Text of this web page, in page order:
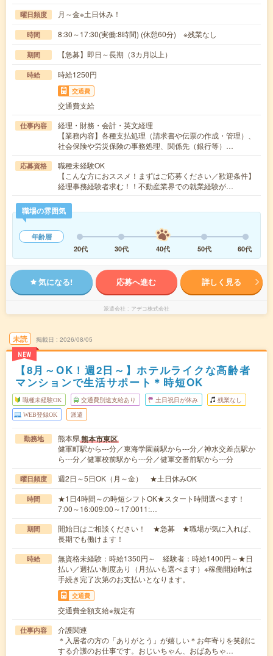
曜日頻度 月～金※土日休み！
時間 8:30～17:30(実働:8時間) (休憩60分) ※残業なし
期間 【急募】即日～長期（3カ月以上）
時給 時給1250円
交通費
交通費支給
仕事内容
経理・財務・会計・英文経理
【業務内容】各種支払処理（請求書や伝票の作成・管理）、
社会保険や労災保険の事務処理、関係先（銀行等）…
応募資格
職種未経験OK
【こんな方におススメ！まずはご応募ください／歓迎条件】
経理事務経験者求む！！不動産業界での就業経験が…
職場の雰囲気
年齢層
20代
30代 40代 50代 60代
気になる! 応募へ進む 詳しく見る
派遣会社 アデコ株式会社
未読
NEW
掲載日 2026/08/05
【8月～OK！週2日～】ホテルライクな高齢者
マンションで生活サポート＊時短OK
職種未経験OK 交通費別途支給あり 土日祝日が休み 残業なし
WEB登録OK 派遣
勤務地 熊本県熊本市東区
健軍町駅から---分／東海学園前駅から---分／神水交差点駅か
ら---分／健軍校前駅から---分／健軍交番前駅から---分
曜日頻度 週2日～5日OK（月～金） ★土日休みOK
時間
★1日4時間～の時短シフトOK★スタート時間選べます！
7:00～16:009:00～17:0011:…
期間
開始日はご相談ください！ ★急募 ★職場が気に入れば、
長期でも働けます！
時給
無資格未経験：時給1350円～ 経験者：時給1400円～★日
払い／週払い制度あり（月払いも選べます）※稼働開始時は
手続き完了次第のお支払いとなります。
交通費
交通費全額支給※規定有
仕事内容
介護関連
＊入居者の方の「ありがとう」が嬉しい＊お年寄りを笑顔に
する介護のお仕事です。おじいちゃん、おばあちゃ…